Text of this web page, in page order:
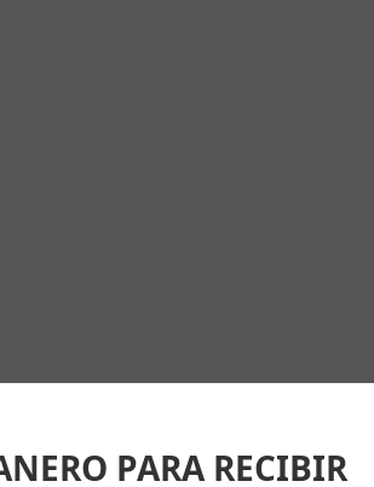
PARA RECIBIR